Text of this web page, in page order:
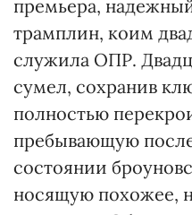
премьера,
трамплин, коим
служила ОПР.
сумел, сохранив
полностью
пребывающую
состоянии
носящую похожее,